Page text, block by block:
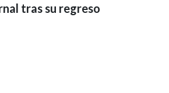
tras su regreso